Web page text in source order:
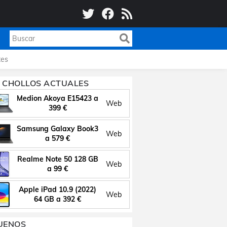
CHOLLOS ACTUALES
Medion Akoya E15423 a
399 €
Web
Samsung Galaxy Book3
a 579 €
Web
Realme Note 50 128 GB
a 99 €
Web
Apple iPad 10.9 (2022)
64 GB a 392 €
Web